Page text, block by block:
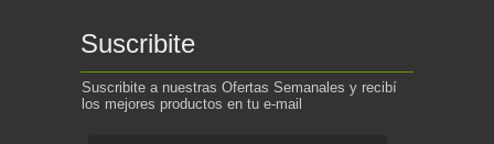
Suscribite
Suscribite a nuestras Ofertas Semanales y recibí
los mejores productos en tu e-mail